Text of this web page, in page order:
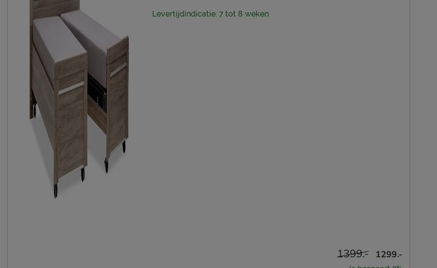
Levertijdindicatie: 7 tot 8 weken
1399.- 1299.-